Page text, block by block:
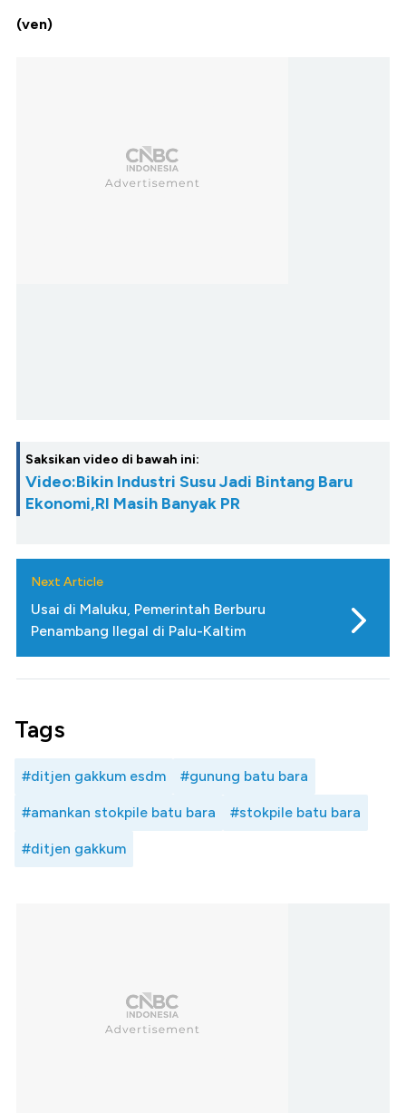
(ven)
Saksikan video di bawah ini:
Video:Bikin Industri Susu Jadi Bintang Baru
Ekonomi,RI Masih Banyak PR
Next Article
Usai di Maluku, Pemerintah Berburu
Penambang Ilegal di Palu-Kaltim
Tags
#ditjen gakkum esdm #gunung batu bara
#amankan stokpile batu bara #stokpile batu bara
#ditjen gakkum